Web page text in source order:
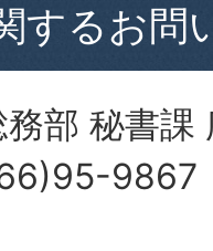
するお問
部 秘書課
9867